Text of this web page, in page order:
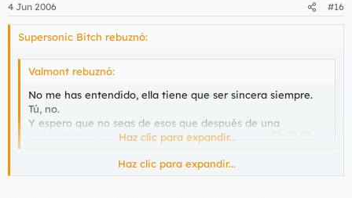
4 Jun 2006 #16
Supersonic Bitch rebuznó:
Valmont rebuznó:
No me has entendido, ella tiene que ser sincera siempre.
Tú, no.
Y espero que no seas de esos que después de una
infidelidad su "conciencia" les obliga a confesar
Haz clic para expandir...
Yo no digo nada, pero mas te vale no hacerle mucho caso a
Haz clic para expandir...